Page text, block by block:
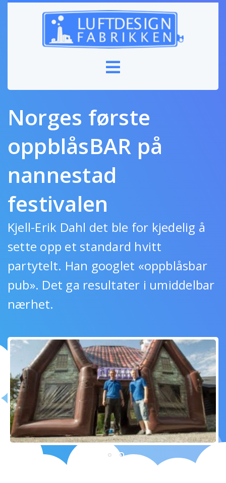
Norges første
oppblåsBAR på
nannestad
festivalen
Kjell-Erik Dahl det ble for kjedelig å
sette opp et standard hvitt
partytelt. Han googlet «oppblåsbar
pub». Det ga resultater i umiddelbar
nærhet.